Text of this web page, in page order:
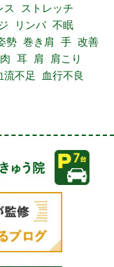
ス
ストレッチ
リンパ 不眠
勢 巻き肩 手 改善
耳 肩
肩こり
流不足
血行不良